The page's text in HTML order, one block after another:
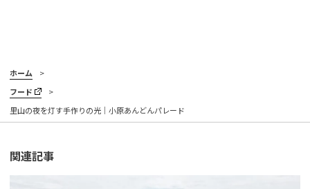
ホーム
フード
里山の夜を灯す手作りの光｜小原あんどんパレード
関連記事